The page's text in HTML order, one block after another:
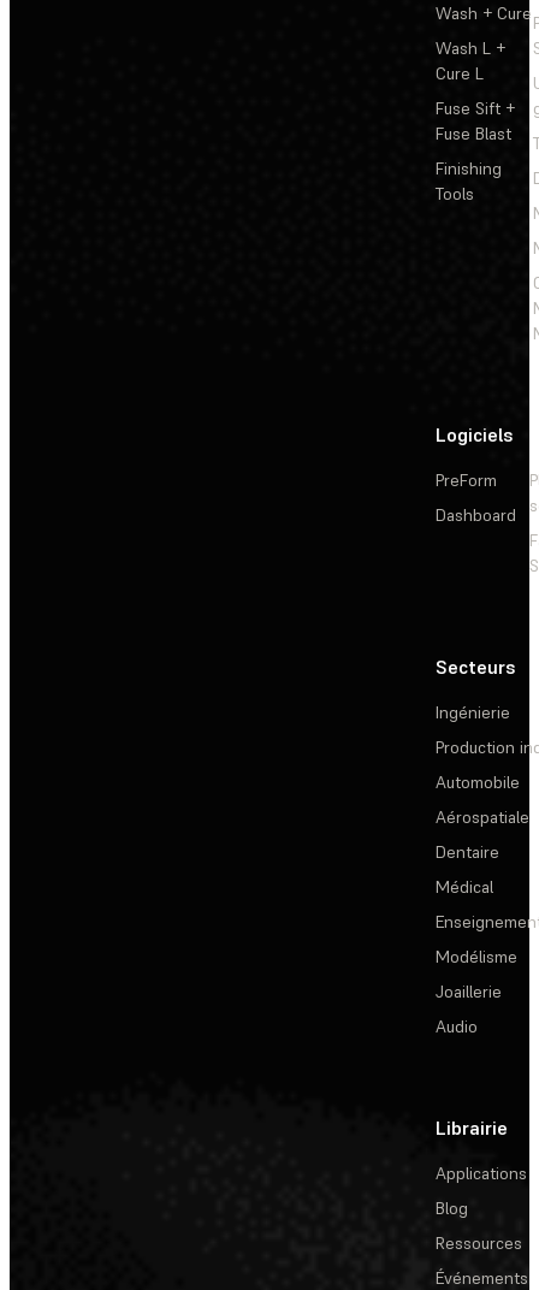
Wash + Cure
Wash L +
Cure L
Fuse Sift +
Fuse Blast
Finishing
Tools
Logiciels
PreForm
Dashboard
Secteurs
Ingénierie
Production
Automobile
Aérospatiale
Dentaire
Médical
Modélisme
Joaillerie
Audio
Librairie
Applications
Blog
Ressources
Événements